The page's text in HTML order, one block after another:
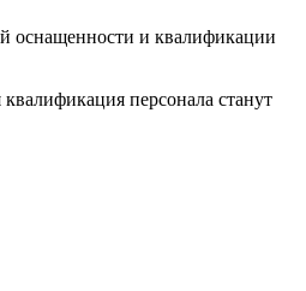
оснащенности и квалификации
персонала станут